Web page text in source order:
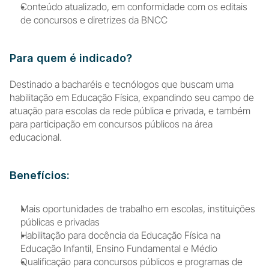
Conteúdo atualizado, em conformidade com os editais
de concursos e diretrizes da BNCC
Para quem é indicado?
Destinado a bacharéis e tecnólogos que buscam uma
habilitação em Educação Física, expandindo seu campo de
atuação para escolas da rede pública e privada, e também
para participação em concursos públicos na área
educacional.
Benefícios:
Mais oportunidades de trabalho em escolas, instituições
públicas e privadas
Habilitação para docência da Educação Física na
Educação Infantil, Ensino Fundamental e Médio
Qualificação para concursos públicos e programas de